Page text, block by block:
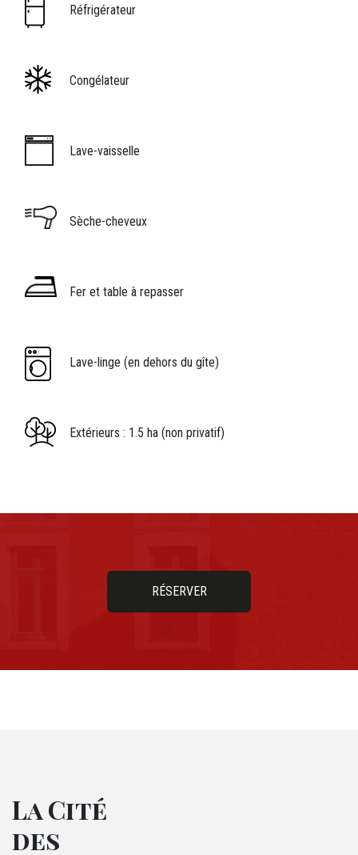
Image Légende icône
Réfrigérateur
Image Légende icône
Congélateur
Image Légende icône
Lave-vaisselle
Image Légende icône
Sèche-cheveux
Image Légende icône
Fer et table à repasser
Image Légende icône
Lave-linge (en dehors du gîte)
Image Légende icône
Extérieurs : 1.5 ha (non privatif)
M34 - Bouton / lien vers un contenu
RÉSERVER
La Cité
des